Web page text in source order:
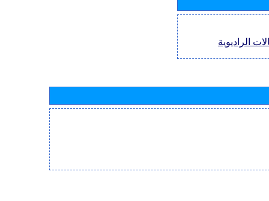
الراديوية